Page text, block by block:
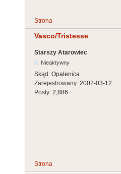
Strona
Vasco/Tristesse
Starszy Atarowiec
Nieaktywny
Skąd: Opalenica
Zarejestrowany: 2002-03-12
Posty: 2,886
Strona